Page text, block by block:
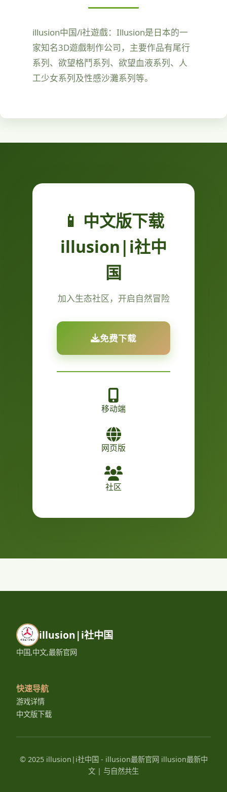
illusion中国/i社遊戲：Illusion是日本的一
家知名3D遊戲制作公司，主要作品有尾行
系列、欲望格鬥系列、欲望血液系列、人
工少女系列及性感沙灘系列等。
📱 中文版下载
illusion|i社中
国
加入生态社区，开启自然冒险
免费下载
移动端
网页版
社区
illusion|i社中国
中国,中文,最新官网
快速导航
游戏详情
中文版下载
© 2025 illusion|i社中国 - illusion最新官网 illusion最新中
文 | 与自然共生